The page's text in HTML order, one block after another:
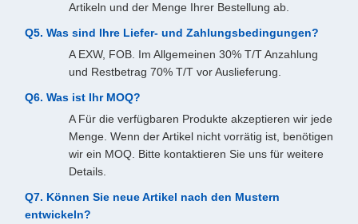
Artikeln und der Menge Ihrer Bestellung ab.
Q5. Was sind Ihre Liefer- und Zahlungsbedingungen?
A EXW, FOB. Im Allgemeinen 30% T/T Anzahlung
und Restbetrag 70% T/T vor Auslieferung.
Q6. Was ist Ihr MOQ?
A Für die verfügbaren Produkte akzeptieren wir jede
Menge. Wenn der Artikel nicht vorrätig ist, benötigen
wir ein MOQ. Bitte kontaktieren Sie uns für weitere
Details.
Q7. Können Sie neue Artikel nach den Mustern
entwickeln?